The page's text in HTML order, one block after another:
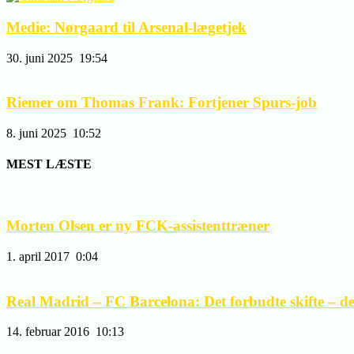
Medie: Nørgaard til Arsenal-lægetjek
30. juni 2025 19:54
Riemer om Thomas Frank: Fortjener Spurs-job
8. juni 2025 10:52
MEST LÆSTE
Morten Olsen er ny FCK-assistenttræner
1. april 2017 0:04
Real Madrid – FC Barcelona: Det forbudte skifte –
14. februar 2016 10:13